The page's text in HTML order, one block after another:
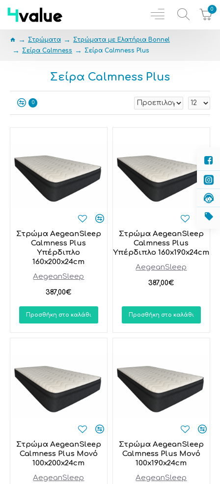
0
Στρώματα
Στρώματα με Ελατήρια Bonnel
Σείρα Calmness
Σείρα Calmness Plus
Σείρα Calmness Plus
0
AegeanSleep
Στρώμα AegeanSleep
Calmness Plus
Υπέρδιπλο
160x200x24cm
387,00€
Προσθήκη στο καλάθι
AegeanSleep
Στρώμα AegeanSleep
Calmness Plus
Υπέρδιπλο 160x190x24cm
387,00€
Προσθήκη στο καλάθι
AegeanSleep
Στρώμα AegeanSleep
Calmness Plus Μονό
100x200x24cm
AegeanSleep
Στρώμα AegeanSleep
Calmness Plus Μονό
100x190x24cm